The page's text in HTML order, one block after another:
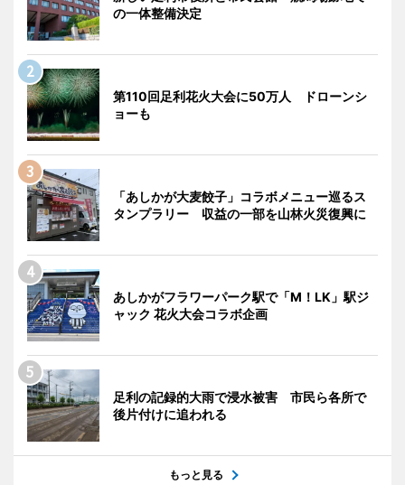
の一体整備決定
第110回足利花火大会に50万人 ドローンシ
ョーも
「あしかが大麦餃子」コラボメニュー巡るス
タンプラリー 収益の一部を山林火災復興に
あしかがフラワーパーク駅で「M！LK」駅ジ
ャック 花火大会コラボ企画
足利の記録的大雨で浸水被害 市民ら各所で
後片付けに追われる
もっと見る